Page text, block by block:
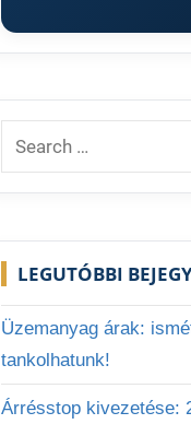
Search
for:
LEGUTÓBBI
Üzemanyag árak:
tankolhatunk!
Árrésstop kivezetése: